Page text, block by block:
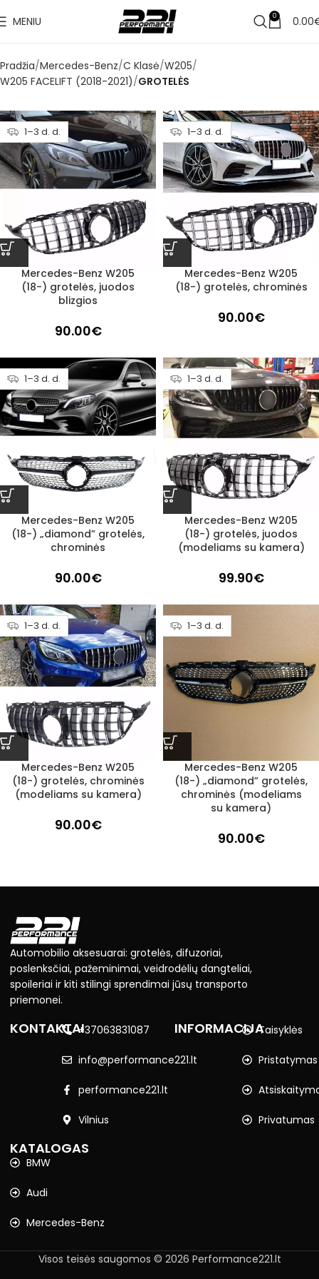
MENIU 0 0.00
Pradžia Mercedes-Benz C Klasė W205
W205 FACELIFT (2018-2021) GROTELĖS
1–3 d. d.
Mercedes-Benz W205
(18-) grotelės, juodos
blizgios
90.00€
1–3 d. d.
Mercedes-Benz W205
(18-) grotelės, chrominės
90.00€
1–3 d. d.
Mercedes-Benz W205
(18-) „diamond” grotelės,
chrominės
90.00€
1–3 d. d.
Mercedes-Benz W205
(18-) grotelės, juodos
(modeliams su kamera)
99.90€
1–3 d. d.
Mercedes-Benz W205
(18-) grotelės, chrominės
(modeliams su kamera)
90.00€
1–3 d. d.
Mercedes-Benz W205
(18-) „diamond” grotelės,
chrominės (modeliams
su kamera)
90.00€
Automobilio aksesuarai: grotelės, difuzoriai,
poslenksčiai, pažeminimai, veidrodėlių dangteliai,
spoileriai ir kiti stilingi sprendimai jūsų transporto
priemonei.
KONTAKTAI+37063831087
info@performance221.lt
performance221.lt
Vilnius
INFORMACIJATaisyklės
Pristatymas
Privatumas
KATALOGAS
BMW
Audi
Mercedes-Benz
Visos teisės saugomos © 2026 Performance221.lt